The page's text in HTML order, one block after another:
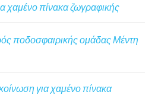
χαμένο πίνακα ζωγραφικής
ποδοσφαιρικής ομάδας Μέντη
για χαμένο πίνακα